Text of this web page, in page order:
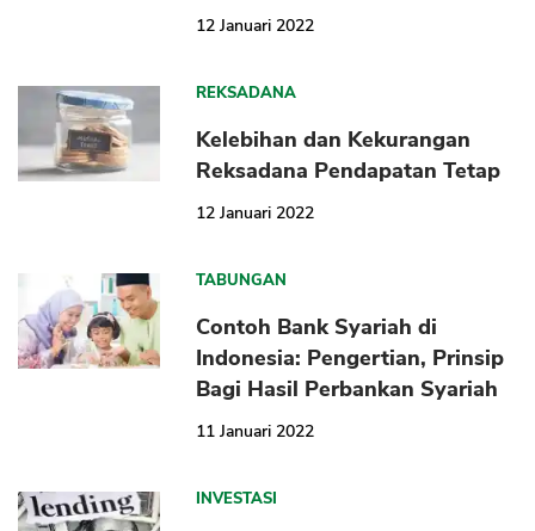
12 Januari 2022
REKSADANA
Kelebihan dan Kekurangan
Reksadana Pendapatan Tetap
12 Januari 2022
TABUNGAN
Contoh Bank Syariah di
Indonesia: Pengertian, Prinsip
Bagi Hasil Perbankan Syariah
11 Januari 2022
INVESTASI